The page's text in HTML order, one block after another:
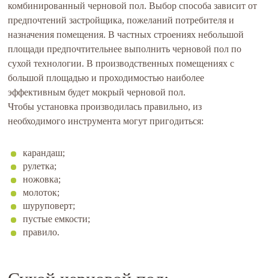
комбинированный черновой пол. Выбор способа зависит от
предпочтений застройщика, пожеланий потребителя и
назначения помещения. В частных строениях небольшой
площади предпочтительнее выполнить черновой пол по
сухой технологии. В производственных помещениях с
большой площадью и проходимостью наиболее
эффективным будет мокрый черновой пол.
Чтобы установка производилась правильно, из
необходимого инструмента могут пригодиться:
карандаш;
рулетка;
ножовка;
молоток;
шуруповерт;
пустые емкости;
правило.